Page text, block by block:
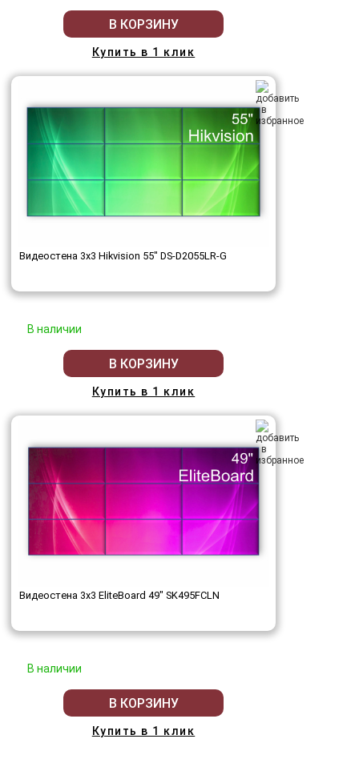
В КОРЗИНУ
Купить в 1 клик
Видеостена 3x3 Hikvision 55" DS-D2055LR-G
В наличии
В КОРЗИНУ
Купить в 1 клик
Видеостена 3x3 EliteBoard 49" SK495FCLN
В наличии
В КОРЗИНУ
Купить в 1 клик